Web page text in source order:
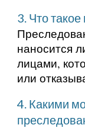
3. Что
наносится
лицами,
или
4. Какими